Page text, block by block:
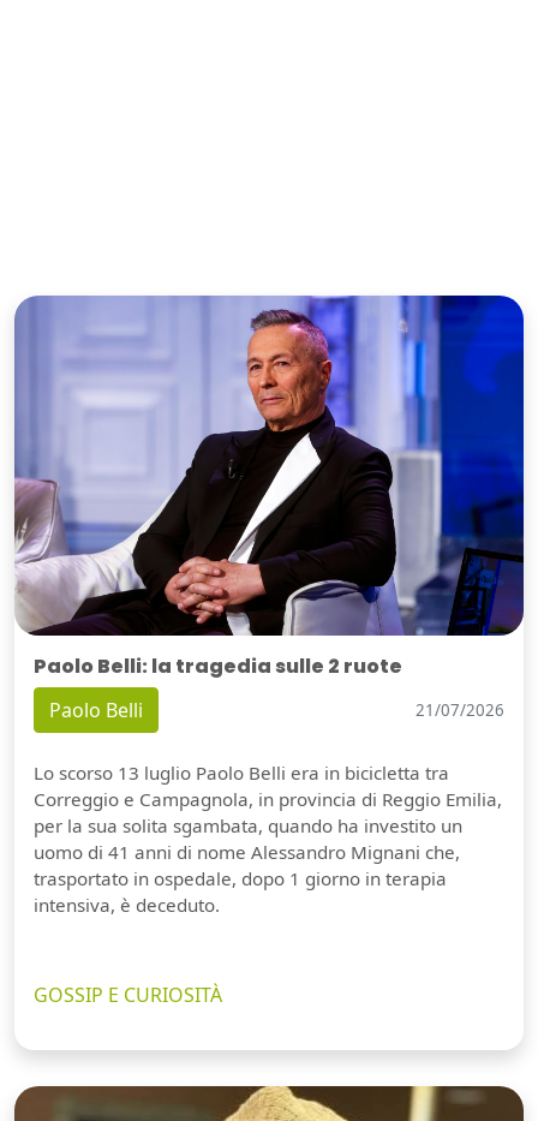
Paolo Belli: la tragedia sulle 2 ruote
Paolo Belli 21/07/2026
Lo scorso 13 luglio Paolo Belli era in bicicletta tra
Correggio e Campagnola, in provincia di Reggio Emilia,
per la sua solita sgambata, quando ha investito un
uomo di 41 anni di nome Alessandro Mignani che,
trasportato in ospedale, dopo 1 giorno in terapia
intensiva, è deceduto.
GOSSIP E CURIOSITÀ